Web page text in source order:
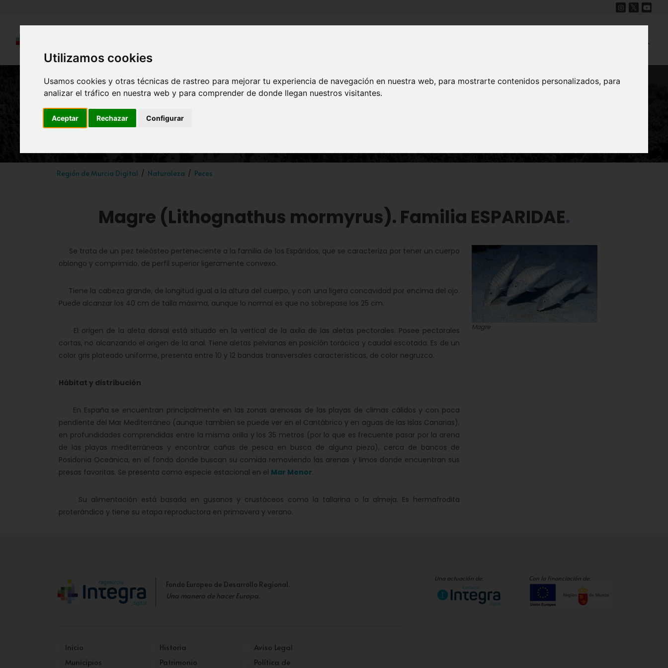
Utilizamos cookies
Usamos cookies y otras técnicas de rastreo para mejorar tu experiencia de navegación en nuestra web, para mostrarte contenidos personalizados, para
analizar el tráfico en nuestra web y para comprender de donde llegan nuestros visitantes.
Aceptar Rechazar Configurar
NATURALEZA
Magre (Lithognathus mormyrus). Familia ESPARIDAE
Región de Murcia Digital Naturaleza Peces
Magre (Lithognathus mormyrus). Familia ESPARIDAE
Se trata de un pez teleósteo perteneciente a la familia de los Espáridos, que se caracteriza por tener un cuerpo
oblongo y comprimido, de perfil superior ligeramente convexo.
Tiene la cabeza grande, de longitud igual a la altura del cuerpo, y con una ligera concavidad por encima del ojo.
Puede alcanzar los 40 cm de talla máxima, aunque lo normal es que no sobrepase los 25 cm.
El origen de la aleta dorsal está situado en la vertical de la axila de las aletas pectorales. Posee pectorales
cortas, no alcanzando el origen de la anal. Tiene aletas pelvianas en posición torácica y caudal escotada. Es de un
color gris plateado uniforme, presenta entre 10 y 12 bandas transversales características, de color negruzco.
Hábitat y distribución
En España se encuentran principalmente en las zonas arenosas de las playas de climas cálidos y con poca
pendiente del Mar Mediterráneo (aunque también se puede ver en el Cantábrico y en aguas de las Islas Canarias),
en profundidades comprendidas entre la misma orilla y los 35 metros (por lo que es frecuente pasar por la arena
de las playas mediterráneas y encontrar cañas de pesca en busca de alguna pieza), cerca de bancos de
Posidonia Oceánica, en el fondo donde buscan su comida removiendo las arenas y limos donde encuentran sus
presas favoritas. Se presenta como especie estacional en el Mar Menor.
Su alimentación está basada en gusanos y crustáceos como la tallarina o la almeja. Es hermafrodita
proterándico y tiene su etapa reproductora en primavera y verano.
Magre
Fondo Europeo de Desarrollo Regional.
Una manera de hacer Europa.
Inicio
Municipios
Historia
Patrimonio
Aviso Legal
Política de
Una actuación de: Con la financiación de: